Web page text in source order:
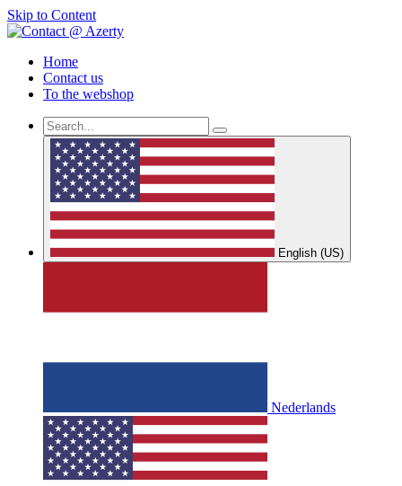
Skip to Content
Home
Contact us
To the webshop
English (US)
Nederlands